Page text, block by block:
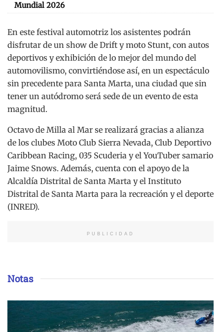
Mundial 2026
En este festival automotriz los asistentes podrán
disfrutar de un show de Drift y moto Stunt, con autos
deportivos y exhibición de lo mejor del mundo del
automovilismo, convirtiéndose así, en un espectáculo
sin precedente para Santa Marta, una ciudad que sin
tener un autódromo será sede de un evento de esta
magnitud.
Octavo de Milla al Mar se realizará gracias a alianza
de los clubes Moto Club Sierra Nevada, Club Deportivo
Caribbean Racing, 035 Scuderia y el YouTuber samario
Jaime Snows. Además, cuenta con el apoyo de la
Alcaldía Distrital de Santa Marta y el Instituto
Distrital de Santa Marta para la recreación y el deporte
(INRED).
PUBLICIDAD
Notas